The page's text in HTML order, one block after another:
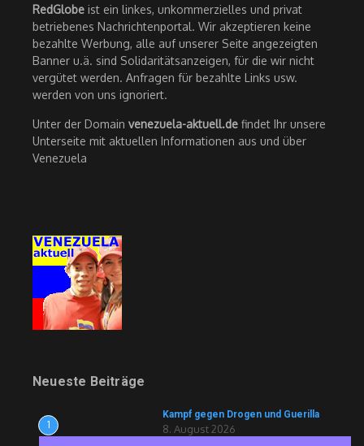
RedGlobe ist ein linkes, unkommerzielles und privat
betriebenes Nachrichtenportal. Wir akzeptieren keine
bezahlte Werbung, alle auf unserer Seite angezeigten
Banner u.ä. sind Solidaritätsanzeigen, für die wir nicht
vergütet werden. Anfragen für bezahlte Links usw.
werden von uns ignoriert.
Unter der Domain venezuela-aktuell.de findet Ihr unsere
Unterseite mit aktuellen Informationen aus und über
Venezuela
Neueste Beiträge
1
Kampf gegen Drogen und Guerilla
8. August 2026